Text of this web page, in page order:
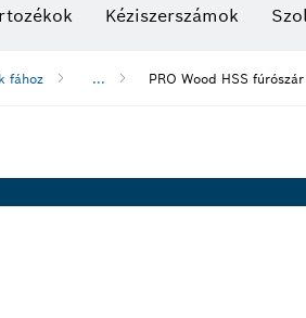
Kéziszerszámok
fához ... PRO Wood HSS